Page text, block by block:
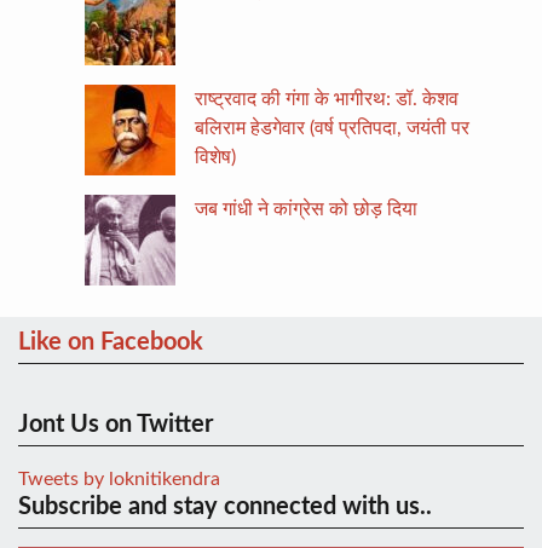
राष्ट्रवाद की गंगा के भागीरथ: डॉ. केशव
बलिराम हेडगेवार (वर्ष प्रतिपदा, जयंती पर
विशेष)
जब गांधी ने कांग्रेस को छोड़ दिया
Like on Facebook
Jont Us on Twitter
Tweets by loknitikendra
Subscribe and stay connected with us..